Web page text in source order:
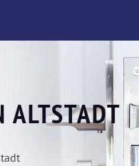
ALTSTADT